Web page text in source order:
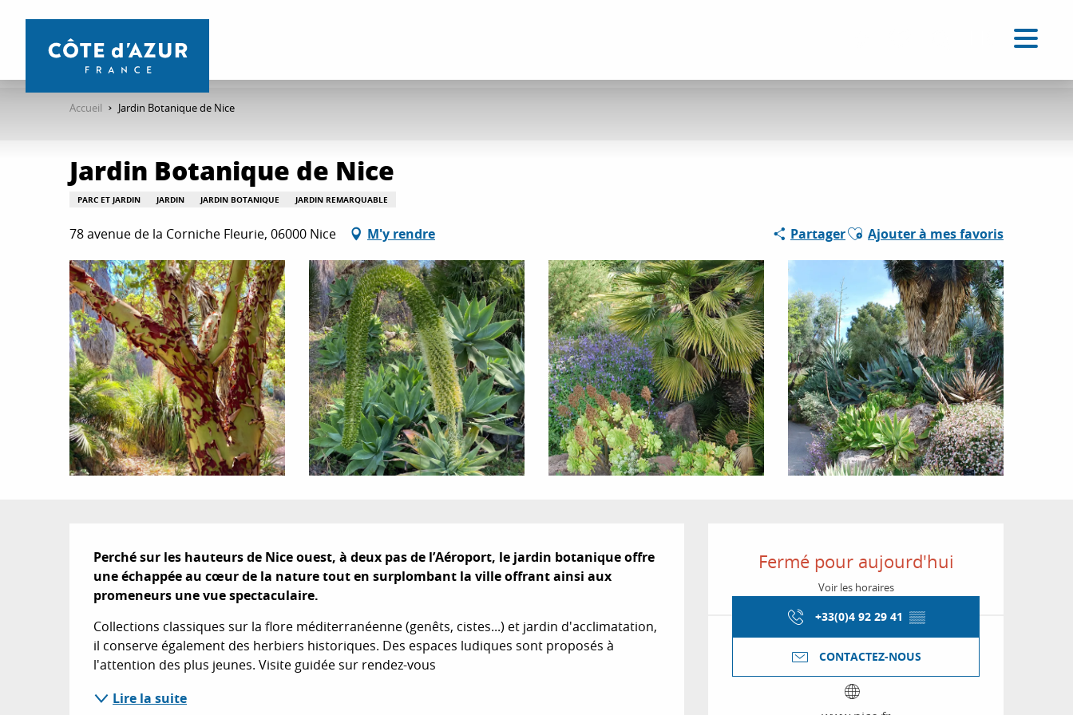
contenu
Accueil Jardin Botanique de Nice
Jardin Botanique de Nice
PARC ET JARDIN JARDIN JARDIN BOTANIQUE JARDIN REMARQUABLE
78 avenue de la Corniche Fleurie, 06000 Nice M'y rendre PartagerAjouter aux favoris
Ajouter à mes favoris
Ouverture et
Fermé pour aujourd'hui
Voir les horaires
+33(0)4 92 29 41 ▒▒
CONTACTEZ-NOUS
Description
Perché sur les hauteurs de Nice ouest, à deux pas de l’Aéroport, le jardin botanique offre
une échappée au cœur de la nature tout en surplombant la ville offrant ainsi aux
promeneurs une vue spectaculaire.
Collections classiques sur la flore méditerranéenne (genêts, cistes...) et jardin d'acclimatation,
il conserve également des herbiers historiques. Des espaces ludiques sont proposés à
l'attention des plus jeunes. Visite guidée sur rendez-vous
Lire la suite